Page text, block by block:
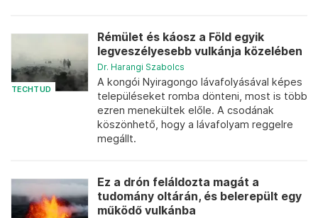
TECHTUD
Rémület és káosz a Föld egyik
legveszélyesebb vulkánja közelében
Dr. Harangi Szabolcs
A kongói Nyiragongo lávafolyásával képes
településeket romba dönteni, most is több
ezren menekültek előle. A csodának
köszönhető, hogy a lávafolyam reggelre
megállt.
Ez a drón feláldozta magát a
tudomány oltárán, és belerepült egy
működő vulkánba